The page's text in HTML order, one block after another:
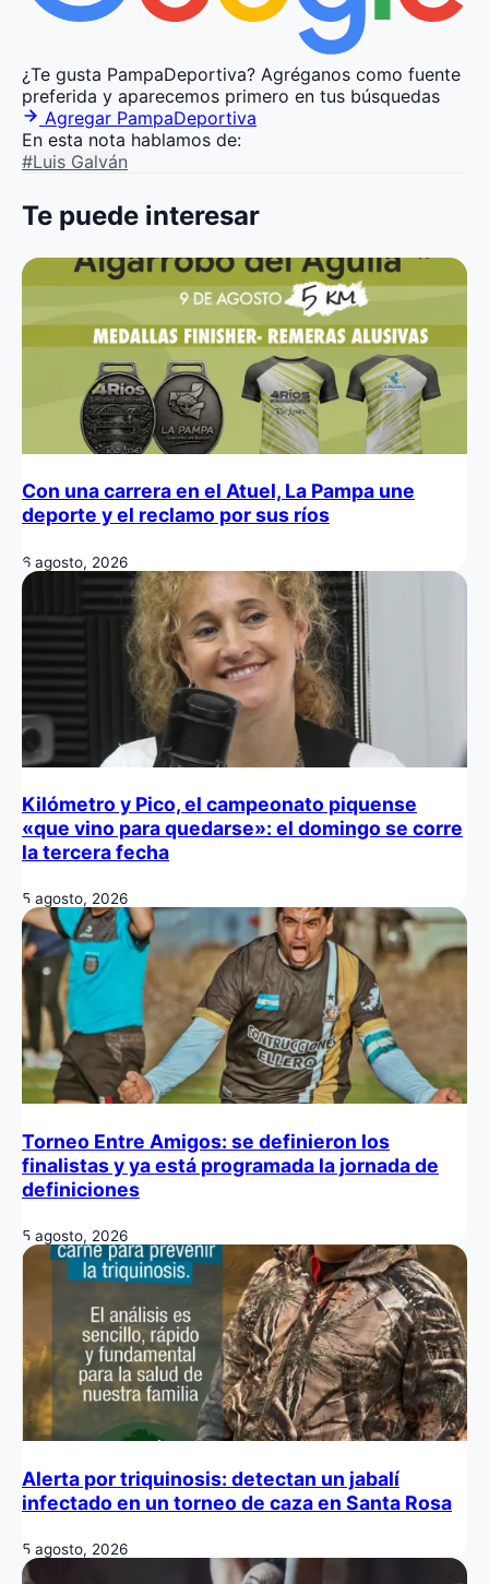
¿Te gusta PampaDeportiva? Agréganos como fuente
preferida y aparecemos primero en tus búsquedas
Agregar PampaDeportiva
En esta nota hablamos de:
#Luis Galván
Te puede interesar
Con una carrera en el Atuel, La Pampa une
deporte y el reclamo por sus ríos
6 agosto, 2026
Kilómetro y Pico, el campeonato piquense
«que vino para quedarse»: el domingo se corre
la tercera fecha
5 agosto, 2026
Torneo Entre Amigos: se definieron los
finalistas y ya está programada la jornada de
definiciones
5 agosto, 2026
Alerta por triquinosis: detectan un jabalí
infectado en un torneo de caza en Santa Rosa
5 agosto, 2026